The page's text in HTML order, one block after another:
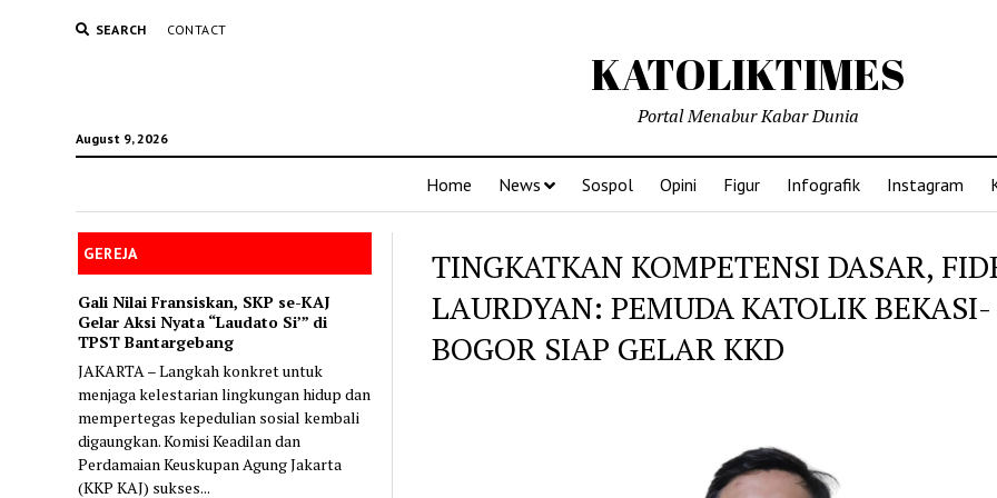
SEARCH CONTACT
KATOLIKTIMES
August 9, 2026
Portal Menabur Kabar Dunia
Home News Sospol Opini Figur Infografik Instagram
GEREJA
Gali Nilai Fransiskan, SKP se-KAJ
Gelar Aksi Nyata “Laudato Si’” di
TPST Bantargebang
JAKARTA – Langkah konkret untuk
menjaga kelestarian lingkungan hidup dan
mempertegas kepedulian sosial kembali
digaungkan. Komisi Keadilan dan
Perdamaian Keuskupan Agung Jakarta
(KKP KAJ) sukses...
TINGKATKAN KOMPETENSI DASAR,
LAURDYAN: PEMUDA KATOLIK BEKASI-
BOGOR SIAP GELAR KKD